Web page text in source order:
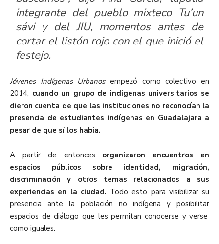
integrante del pueblo mixteco Tu’un
sáviy del JIU, momentos antes de
cortar el listón rojo con el queinició el
festejo.
JóvenesIndígenas Urbanosempezó como colectivo en
2014, cuando un grupo de indígenas universitarios se
dieron cuenta de que las instituciones no reconocían la
presencia de estudiantes indígenas en Guadalajara a
pesar de que sí los había.
A partir de entonces organizaron encuentros en
espacios públicos sobre identidad, migración,
discriminación y otros temas relacionados a sus
experiencias en la ciudad. Todo esto para visibilizar su
presencia ante la población no indígena y posibilitar
espacios de diálogo que les permitan conocerse y verse
como iguales.